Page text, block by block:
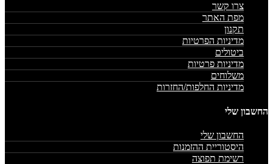
צרו קשר
מפת האתר
תקנון
מדיניות הפרטיות
ביטולים
מדיניות פרטיות
משלוחים
מדיניות החלפות/החזרות
החשבון שלי
החשבון שלי
היסטוריית ההזמנות
רשימת תפוצה